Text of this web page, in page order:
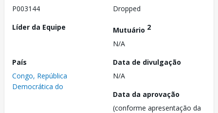
P003144
Dropped
Líder da Equipe
Mutuário 2
N/A
País
Congo, República
Democrática do
Data de divulgação
N/A
Data da aprovação
(conforme apresentação da